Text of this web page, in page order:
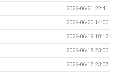
2026-06-21 22:41
2026-06-20 14:00
2026-06-19 18:12
2026-06-18 23:00
2026-06-17 23:07